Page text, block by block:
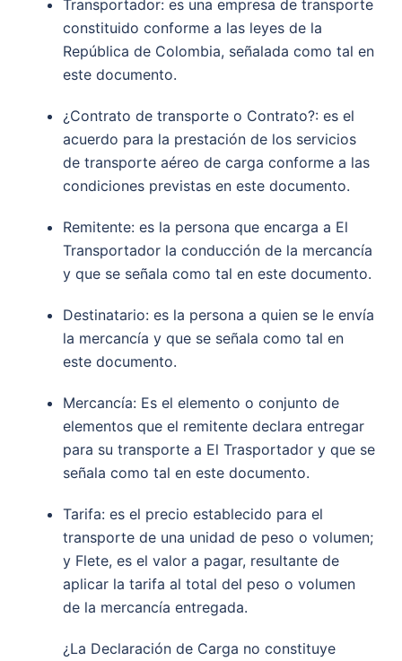
Transportador: es una empresa de transporte
constituido conforme a las leyes de la
República de Colombia, señalada como tal en
este documento.
¿Contrato de transporte o Contrato?: es el
acuerdo para la prestación de los servicios
de transporte aéreo de carga conforme a las
condiciones previstas en este documento.
Remitente: es la persona que encarga a El
Transportador la conducción de la mercancía
y que se señala como tal en este documento.
Destinatario: es la persona a quien se le envía
la mercancía y que se señala como tal en
este documento.
Mercancía: Es el elemento o conjunto de
elementos que el remitente declara entregar
para su transporte a El Trasportador y que se
señala como tal en este documento.
Tarifa: es el precio establecido para el
transporte de una unidad de peso o volumen;
y Flete, es el valor a pagar, resultante de
aplicar la tarifa al total del peso o volumen
de la mercancía entregada.
¿La Declaración de Carga no constituye